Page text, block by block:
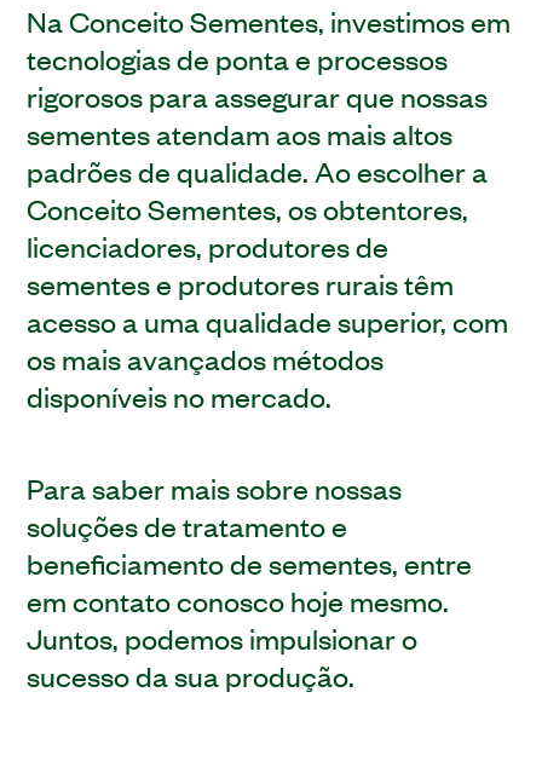
Na Conceito Sementes, investimos em
tecnologias de ponta e processos
rigorosos para assegurar que nossas
sementes atendam aos mais altos
padrões de qualidade. Ao escolher a
Conceito Sementes, os obtentores,
licenciadores, produtores de
sementes e produtores rurais têm
acesso a uma qualidade superior, com
os mais avançados métodos
disponíveis no mercado.
Para saber mais sobre nossas
soluções de tratamento e
beneficiamento de sementes, entre
em contato conosco hoje mesmo.
Juntos, podemos impulsionar o
sucesso da sua produção.